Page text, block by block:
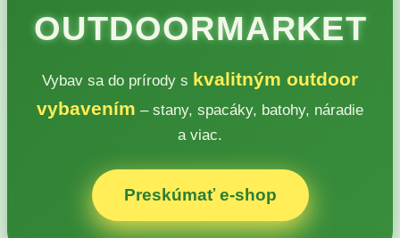
OUTDOORMARKET
Vybav sa do prírody s kvalitným outdoor
vybavením – stany, spacáky, batohy, náradie
a viac.
Preskúmať e‑shop